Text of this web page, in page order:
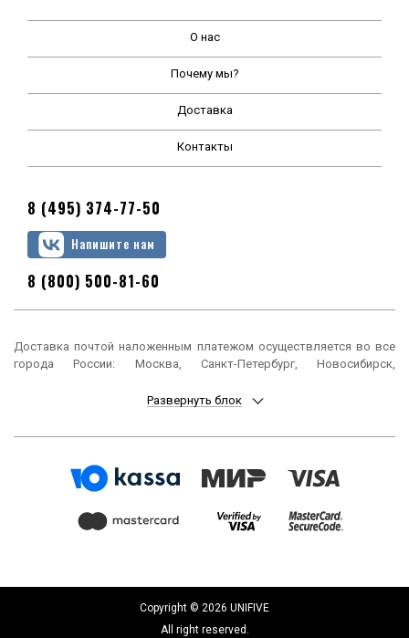
О нас
Почему мы?
Доставка
Контакты
8 (495) 374-77-50
Напишите нам
8 (800) 500-81-60
Доставка почтой наложенным платежом осуществляется во все
города России: Москва, Санкт-Петербург, Новосибирск,
Ростов-на-Дону, Уфа, Красноярск, Пермь, Воронеж, Волгоград,
Челны, Пенза, Липецк, Киров, Чебоксары, Тула, Калининград,
Балашиха, Курск, Ставрополь, Улан-Удэ, Тверь, Магнитогорск,
Архангельск, Чита, Калуга, Симферополь, Смоленск, Волжский,
Комсомольск-на-Амуре, Химки, Сыктывкар, Нижнекамск, Шахты,
Дзержинск, Братск, Орск, Ангарск, Энгельс, Благовещенск, Старый
Оскол, Великий Новгород, Королёв, Псков, Мытищи, Бийск,
Развернуть блок
Copyright © 2026 UNIFIVE
All right reserved.